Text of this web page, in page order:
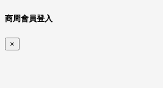
商周會員登入
×